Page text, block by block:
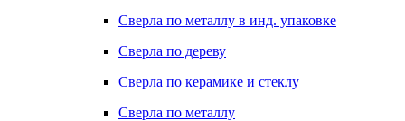
Сверла по металлу в инд. упаковке
Сверла по дереву
Сверла по керамике и стеклу
Сверла по металлу